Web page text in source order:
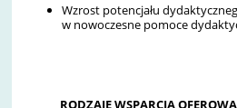
Wzrost potencjału
w nowoczesne pomoce
RODZAJE WSPARCIA